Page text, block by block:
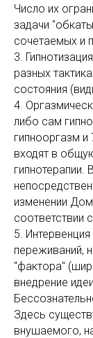
Число их
задачи
сочетаемых и
3.
разных
состояния
4.
либо сам
гипнооргазм и
входят в
изменении
соответствии
5.
переживаний,
"фактора"
внедрение
Здесь
внушаемого,